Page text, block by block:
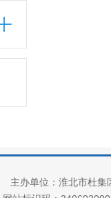
主办单位：淮北市杜